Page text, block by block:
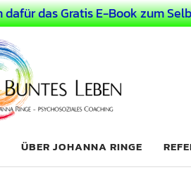
das Gratis E-Book zum
ÜBER JOHANNA RINGE